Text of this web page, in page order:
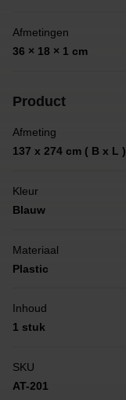
Afmetingen
36 × 18 × 1 cm
Product
Afmeting
137 x 274 cm ( B x L )
Kleur
Blauw
Materiaal
Plastic
Inhoud
1 stuk
SKU
AT-201